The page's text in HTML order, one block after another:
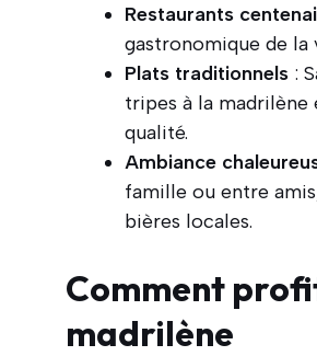
Restaurants
gastronomique de la
Plats traditionnels :
tripes à la
qualité.
Ambiance
famille ou entre
bières locales.
Comment
madrilène